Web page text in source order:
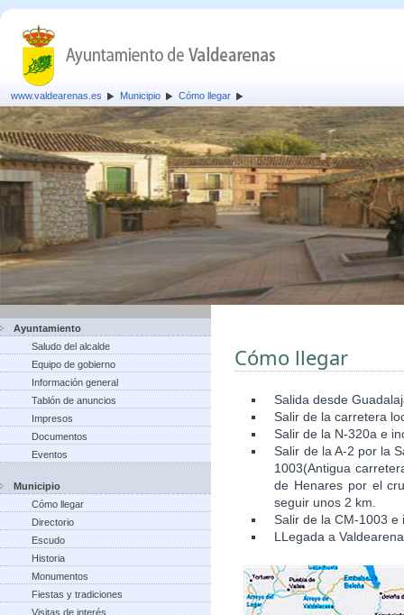
www.valdearenas.es Municipio Cómo llegar
Ayuntamiento
Saludo del alcalde
Equipo de gobierno
Información general
Tablón de anuncios
Impresos
Documentos
Eventos
Municipio
Cómo llegar
Directorio
Escudo
Historia
Monumentos
Fiestas y tradiciones
Visitas de interés
Cómo llegar
Salida desde
Salir de la carretera
Salir de la N-320a e
Salir de la A-2 por la
1003(Antigua
de Henares por el
seguir unos 2 km.
Salir de la CM-1003
LLegada a